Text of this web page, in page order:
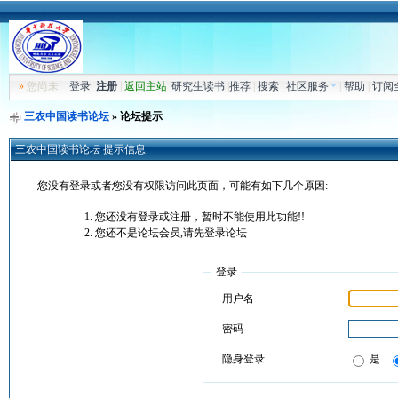
»您尚未 登录 注册| 返回主站| 研究生读书| 推荐| 搜索| 社区服务 帮助 订阅
三农中国读书论坛» 论坛提示
三农中国读书论坛 提示信息
您没有登录或者您没有权限访问此页面，可能有如下几个原因:
您还没有登录或注册，暂时不能使用此功能!!
您还不是论坛会员,请先登录论坛
登录
用户名
密码
隐身登录 是